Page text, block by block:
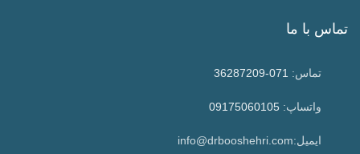
تماس با ما
تماس: 071-36287209
واتساپ: 09175060105
ایمیل:info@drbooshehri.com